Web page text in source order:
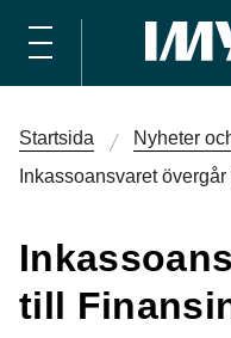
Startsida
Nyheter
Inkassoansvaret
till